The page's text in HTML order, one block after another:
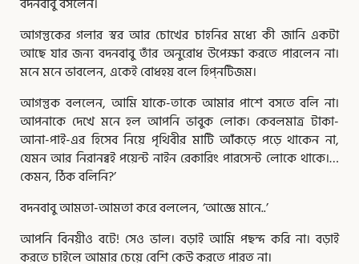
আগন্তুকের গলার স্বর আর চোখের চাহনির মধ্যে কী জানি একটা
আছে যার জন্য বদনবাবু তাঁর অনুরোধ উপেক্ষা করতে পারলেন না।
মনে মনে ভাবলেন, একেই বোধহয় বলে হিপ্‌নটিজম।
আগন্তুক বললেন, আমি যাকে-তাকে আমার পাশে বসতে বলি না।
আপনাকে দেখে মনে হল আপনি ভাবুক লোক। কেবলমাত্র টাকা-
আনা-পাই-এর হিসেব নিয়ে পৃথিবীর মাটি আঁকড়ে পড়ে থাকেন না,
যেমন আর নিরানব্বই পয়েন্ট নাইন রেকারিং পারসেন্ট লোকে থাকে।…
কেমন, ঠিক বলিনি?’
বদনবাবু আমতা-আমতা করে বললেন, ‘আজ্ঞে মানে..’
আপনি বিনয়ীও বটে! সেও ভাল। বড়াই আমি পছন্দ করি না। বড়াই
করতে চাইলে আমার চেয়ে বেশি কেউ করতে পারত না।